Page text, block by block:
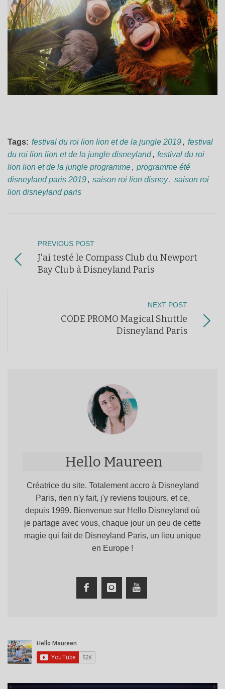
Tags: festival du roi lion lion et de la jungle 2019, festival
du roi lion lion et de la jungle disneyland, festival du roi
lion lion et de la jungle programme, programme été
disneyland paris 2019, saison roi lion disney, saison roi
lion disneyland paris
PREVIOUS POST
J'ai testé le Compass Club du Newport
Bay Club à Disneyland Paris
NEXT POST
CODE PROMO Magical Shuttle
Disneyland Paris
Hello Maureen
Créatrice du site. Totalement accro à Disneyland
Paris, rien n'y fait, j'y reviens toujours, et ce,
depuis 1999. Bienvenue sur Hello Disneyland où
je partage avec vous, chaque jour un peu de cette
magie qui fait de Disneyland Paris, un lieu unique
en Europe !